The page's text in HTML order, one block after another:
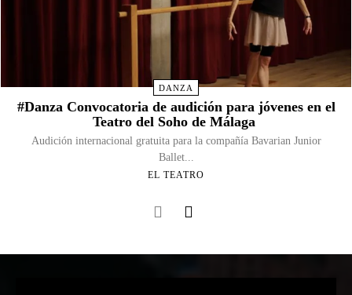
DANZA
#Danza Convocatoria de audición para jóvenes en el
Teatro del Soho de Málaga​
Audición internacional gratuita para la compañía Bavarian Junior
Ballet...
EL TEATRO